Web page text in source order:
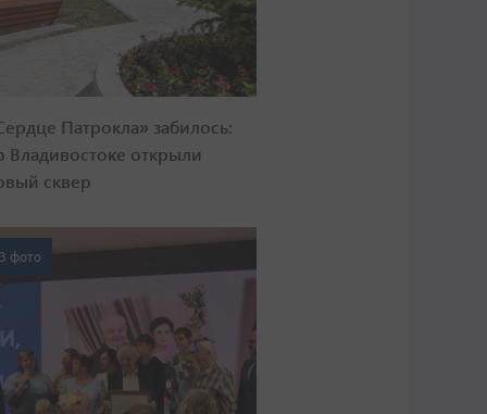
Патрокла» забилось:
Владивостоке открыли
сквер
фото